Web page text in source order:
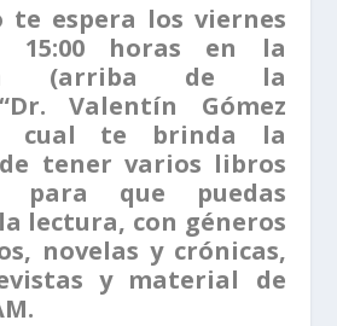
te espera los viernes
15:00 horas en la
(arriba de la
Valentín Gómez
cual te brinda la
tener varios libros
para que puedas
lectura, con géneros
novelas y crónicas,
y material de